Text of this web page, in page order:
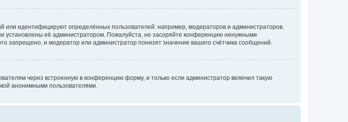
идентифицируют определённых пользователей: например, модераторов и администраторов.
её администратором. Пожалуйста, не засоряйте конференцию ненужными
запрещено, и модератор или администратор понизят значение вашего счётчика сообщений.
через встроенную в конференцию форму, и только если администратор включил такую
анонимными пользователями.